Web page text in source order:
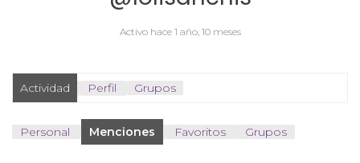
Activo hace 1 año, 10 meses
Actividad Perfil Grupos
Personal Menciones Favoritos Grupos